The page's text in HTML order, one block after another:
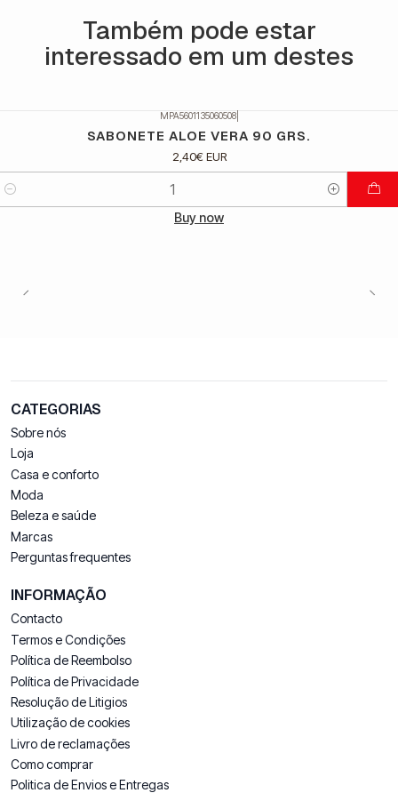
Também pode estar
interessado em um destes
MPA5601135060508|
SABONETE ALOE VERA 90 GRS.
2,40€ EUR
Buy now
CATEGORIAS
Sobre nós
Loja
Casa e conforto
Moda
Beleza e saúde
Marcas
Perguntas frequentes
INFORMAÇÃO
Contacto
Termos e Condições
Política de Reembolso
Política de Privacidade
Resolução de Litigios
Utilização de cookies
Livro de reclamações
Como comprar
Politica de Envios e Entregas